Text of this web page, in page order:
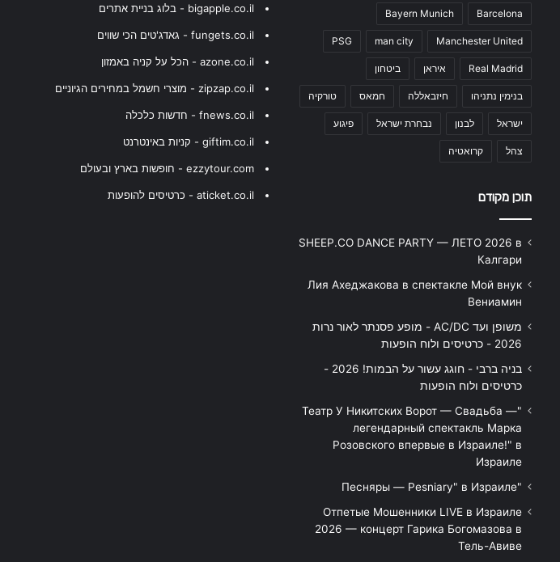
Barcelona
Bayern Munich
Manchester United
man city
PSG
Real Madrid איראן ביטחון
בנימין נתניהו חיזבאללה חמאס טורקיה
ישראל לבנון נבחרת ישראל פיגוע
צהל קרואטיה
תוכן מקודם
SHEEP.CO DANCE PARTY — ЛЕТО 2026 в
Калгари
Лия Ахеджакова в спектакле Мой внук
Вениамин
משופן ועד AC/DC - מופע פסנתר לאור נרות
2026 - כרטיסים ולוח הופעות
בניה ברבי - חוגג עשור על הבמות! 2026 -
כרטיסים ולוח הופעות
"Театр У Никитских Ворот — Свадьба —
легендарный спектакль Марка
Розовского впервые в Израиле!" в
Израиле
"Песняры — Pesniary" в Израиле
Отпетые Мошенники LIVE в Израиле
2026 — концерт Гарика Богомазова в
Тель-Авиве
bigapple.co.il - בלוג בניית אתרים
fungets.co.il - גאדג'טים הכי שווים
azone.co.il - הכל על קניה באמזון
zipzap.co.il - מוצרי חשמל במחירים הגיוניים
fnews.co.il - חדשות כלכלה
giftim.co.il - קניות באינטרנט
ezzytour.com - חופשות בארץ ובעולם
aticket.co.il - כרטיסים להופעות